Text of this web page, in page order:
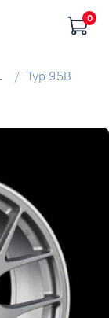
0
Typ 95B